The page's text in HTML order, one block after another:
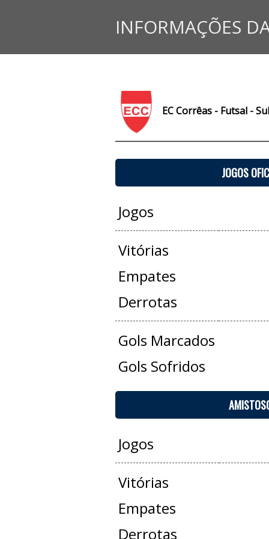
INFORMAÇÕES
EC Corrêas - Futsal -
JOGOS
Jogos
Vitórias
Empates
Derrotas
Gols Marcados
Gols Sofridos
Jogos
Vitórias
Empates
Derrotas